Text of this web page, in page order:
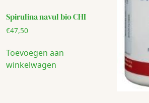
Spirulina navul bio CHI
€47,50
Toevoegen aan
winkelwagen